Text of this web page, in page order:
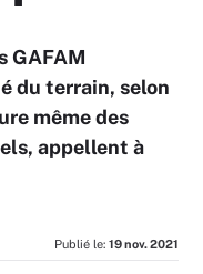
GAFAM
du terrain, selon
même des
appellent à
Publié le: 19 nov. 2021